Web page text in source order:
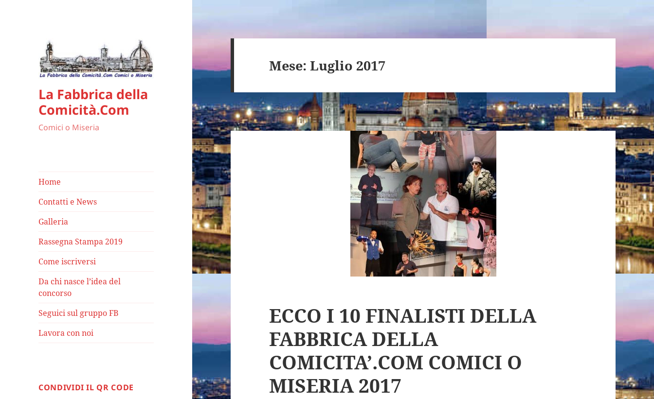
La Fabbrica della
Comicità.Com
Comici o Miseria
Home
Contatti e News
Galleria
Rassegna Stampa 2019
Come iscriversi
Da chi nasce l’idea del
concorso
Seguici sul gruppo FB
Lavora con noi
CONDIVIDI IL QR CODE
Mese:Luglio 2017
ECCO I 10 FINALISTI DELLA
FABBRICA DELLA
COMICITA’.COM COMICI O
MISERIA 2017